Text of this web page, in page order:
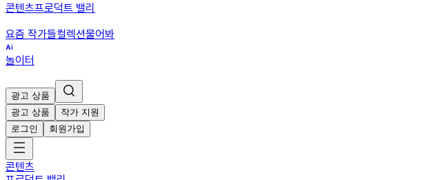
콘텐츠프로덕트 밸리
요즘 작가들컬렉션물어봐
놀이터
광고 상품
광고 상품
작가 지원
로그인
회원가입
콘텐츠